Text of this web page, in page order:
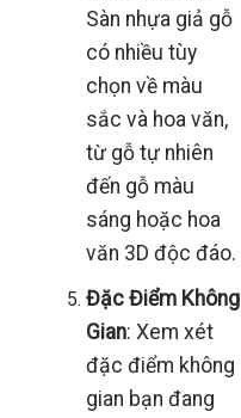
Sàn nhựa giả gỗ
có nhiều tùy
chọn về màu
sắc và hoa văn,
từ gỗ tự nhiên
đến gỗ màu
sáng hoặc hoa
văn 3D độc đáo.
Đặc Điểm Không
Gian: Xem xét
đặc điểm không
gian bạn đang